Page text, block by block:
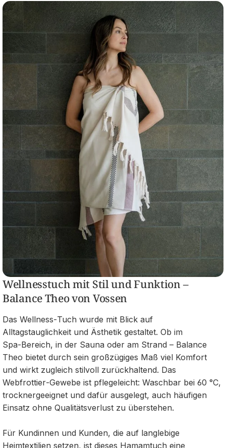
Wellnesstuch mit Stil und Funktion –
Balance Theo von Vossen
Das Wellness‑Tuch wurde mit Blick auf
Alltagstauglichkeit und Ästhetik gestaltet. Ob im
Spa‑Bereich, in der Sauna oder am Strand – Balance
Theo bietet durch sein großzügiges Maß viel Komfort
und wirkt zugleich stilvoll zurückhaltend. Das
Webfrottier‑Gewebe ist pflegeleicht: Waschbar bei 60 °C,
trocknergeeignet und dafür ausgelegt, auch häufigen
Einsatz ohne Qualitätsverlust zu überstehen.
Für Kundinnen und Kunden, die auf langlebige
Heimtextilien setzen, ist dieses Hamamtuch eine